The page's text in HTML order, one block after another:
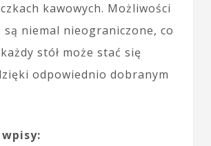
kawowych. Możliwości
są niemal nieograniczone, co
stół może stać się
odpowiednio dobranym